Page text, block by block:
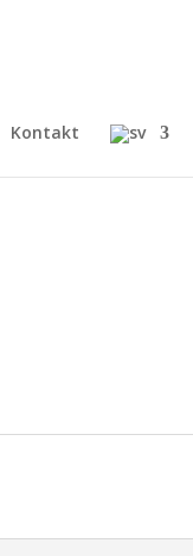
Kontakt